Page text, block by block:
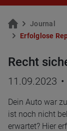
Jour­nal
Er­folg­lo­se
Recht
11.09.2023 •
Dein Auto war
ist noch nicht
erwartet? Hier